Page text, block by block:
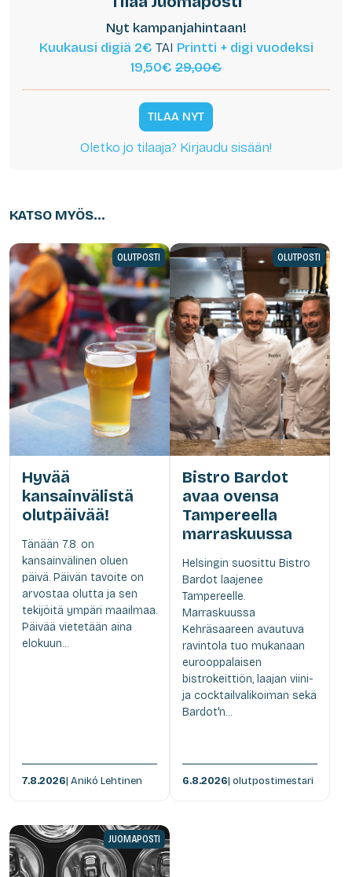
Nyt kampanjahintaan!
Kuukausi digiä 2€ TAI Printti + digi vuodeksi
19,50€ 29,00€
TILAA NYT
Oletko jo tilaaja? Kirjaudu sisään!
KATSO MYÖS...
OLUTPOSTI
Hyvää
kansainvälistä
olutpäivää!
Tänään 7.8. on
kansainvälinen oluen
päivä. Päivän tavoite on
arvostaa olutta ja sen
tekijöitä ympäri maailmaa.
Päivää vietetään aina
elokuun...
7.8.2026| Anikó Lehtinen
OLUTPOSTI
Bistro Bardot
avaa ovensa
Tampereella
marraskuussa
Helsingin suosittu Bistro
Bardot laajenee
Tampereelle.
Marraskuussa
Kehräsaareen avautuva
ravintola tuo mukanaan
eurooppalaisen
bistrokeittiön, laajan viini-
ja cocktailvalikoiman sekä
Bardot'n...
6.8.2026| olutpostimestari
JUOMAPOSTI